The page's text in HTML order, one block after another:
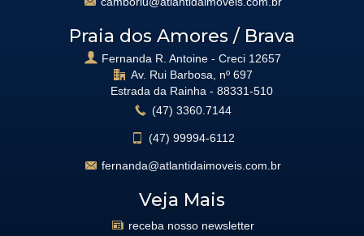
Praia dos Amores / Brava
Fernanda R. Antoine - Creci 12657
Av. Rui Barbosa, nº 697
Estrada da Rainha - 88331-510
(47) 3360.7144
(47) 99994-6112
fernanda@atlantidaimoveis.com.br
Veja Mais
receba nosso newsletter